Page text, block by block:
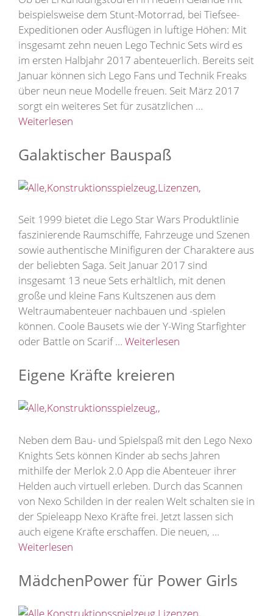
beispielsweise dem Stunt-Motorrad, bei Tiefsee-
Expeditionen oder Ausflügen in luftige Höhen: Mit
insgesamt zehn neuen Lego Technic Sets wird es
im ersten Halbjahr 2017 abenteuerlich. Bereits seit
Januar können sich Lego Fans und Technik Freaks
über neun neue Modelle freuen. Seit März 2017
sorgt ein weiteres Set für zusätzlichen …
Weiterlesen
Galaktischer Bauspaß
Seit 1999 bietet die Lego Star Wars Produktlinie
faszinierende Raumschiffe, Fahrzeuge und Szenen
sowie authentische Minifiguren der Charaktere aus
der beliebten Saga. Seit Januar 2017 sind
insgesamt 13 neue Sets erhältlich, mit denen
große und kleine Fans Kultszenen aus dem
Weltraumabenteuer nachbauen und -spielen
können. Coole Bausets wie der Y-Wing Starfighter
oder Battle on Scarif … Weiterlesen
Eigene Kräfte kreieren
Neben dem Bau- und Spielspaß mit den Lego Nexo
Knights Sets können Kinder ab sechs Jahren
mithilfe der Merlok 2.0 App die Abenteuer ihrer
Helden auch virtuell erleben. Durch das Scannen
von Nexo Schilden in der realen Welt schalten sie in
der Spieleapp Nexo Kräfte frei. Jetzt lassen sich
auch eigene Kräfte erschaffen. Die neuen, …
Weiterlesen
MädchenPower für Power Girls